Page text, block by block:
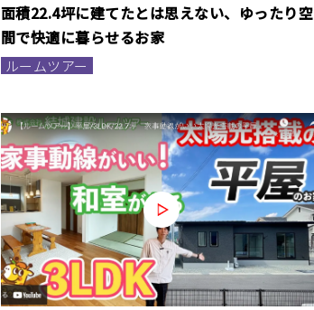
面積22.4坪に建てたとは思えない、ゆったり空
間で快適に暮らせるお家
ルームツアー